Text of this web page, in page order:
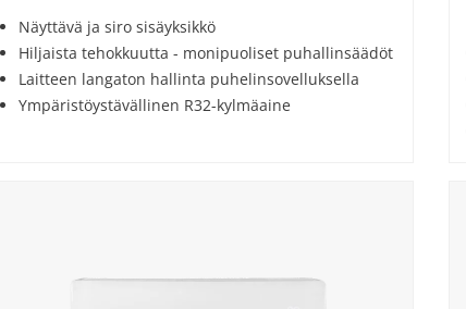
Näyttävä ja siro sisäyksikkö
Hiljaista tehokkuutta - monipuoliset puhallinsäädöt
Laitteen langaton hallinta puhelinsovelluksella
Ympäristöystävällinen R32-kylmäaine